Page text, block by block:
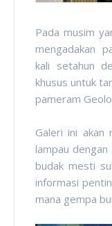
Pada musim
mengadakan
kali setahun
khusus untuk
pameram
Galeri ini akan
lampau
budak mesti
informasi
mana gempa